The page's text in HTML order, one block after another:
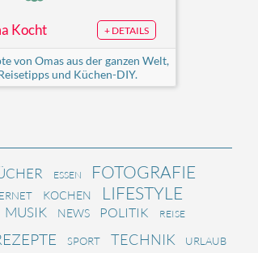
Kocht + DETAILS
von Omas aus der ganzen Welt,
und Küchen-DIY.
ESSEN FOTOGRAFIE
KOCHEN LIFESTYLE
MUSIK NEWS POLITIK REISE
SPORT TECHNIK URLAUB